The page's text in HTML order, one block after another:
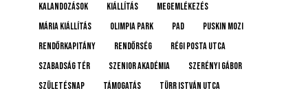
Kalandozások
kiállítás
megemlékezés
Mária kiállítás
Olimpia Park pad
Puskin mozi
rendőrkapitány
rendőrség
Régi posta utca
Szabadság tér
Szenior Akadémia
Szerényi Gábor
születésnap
támogatás
Türr István utca